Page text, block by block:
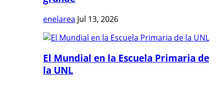
enelarea Jul 13, 2026
El Mundial en la Escuela Primaria de
la UNL